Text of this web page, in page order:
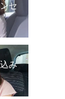
セ
み